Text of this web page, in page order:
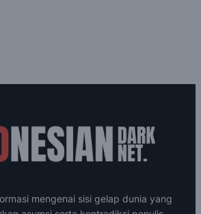
mengenai sisi gelap dunia yang